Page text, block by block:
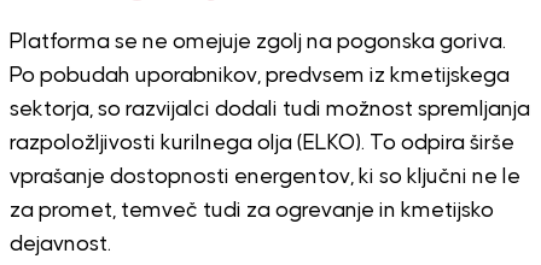
Platforma se ne omejuje zgolj na pogonska goriva.
Po pobudah uporabnikov, predvsem iz kmetijskega
sektorja, so razvijalci dodali tudi možnost spremljanja
razpoložljivosti kurilnega olja (ELKO). To odpira širše
vprašanje dostopnosti energentov, ki so ključni ne le
za promet, temveč tudi za ogrevanje in kmetijsko
dejavnost.